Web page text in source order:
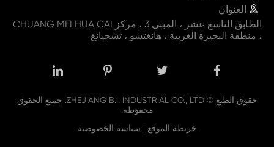
 العنوان
الطابق التاسع عشر ، المبنى 3 ، مركز CHUANG MEI HUA CAI
، منطقة البحيرة الغربية ، هانغتشو ، تشجيانغ
حقوق الطبع ©ZHEJIANG B.I. INDUSTRIAL CO., LTD. جميع الحقوق
محفوظة.
خريطة الموقع | سياسة الخصوصية